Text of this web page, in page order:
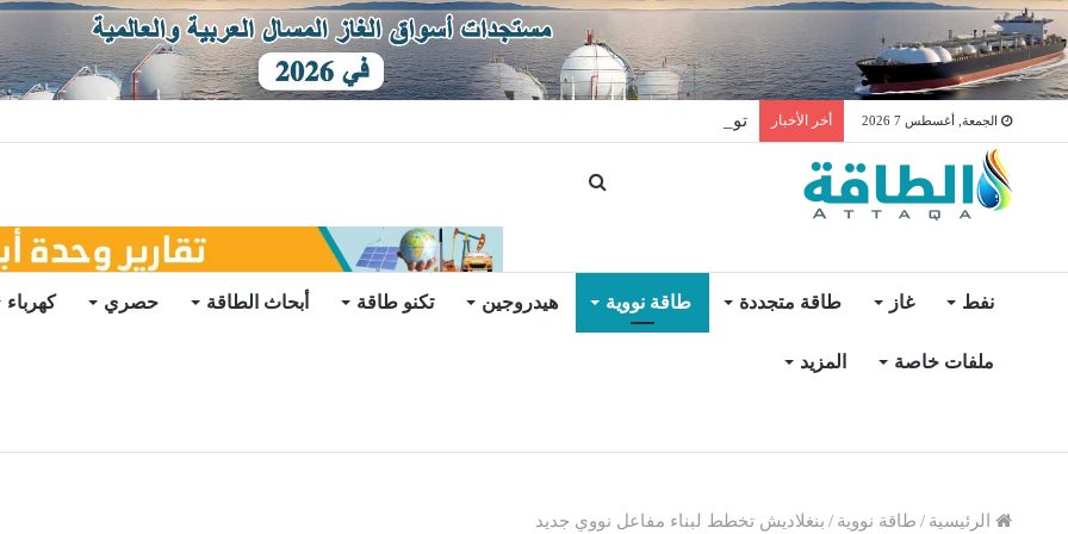
الجمعة, أغسطس 7 2026 أخر الأخبار توليد الكهرباء بالغاز في الإمارات يرتفع للعام الثاني
نفط غاز طاقة متجددة طاقة نووية هيدروجين تكنو طاقة أبحاث الطاقة حصري كهرباء
ملفات خاصة المزيد
الرئيسية / طاقة نووية / بنغلاديش تخطط لبناء مفاعل نووي جديد